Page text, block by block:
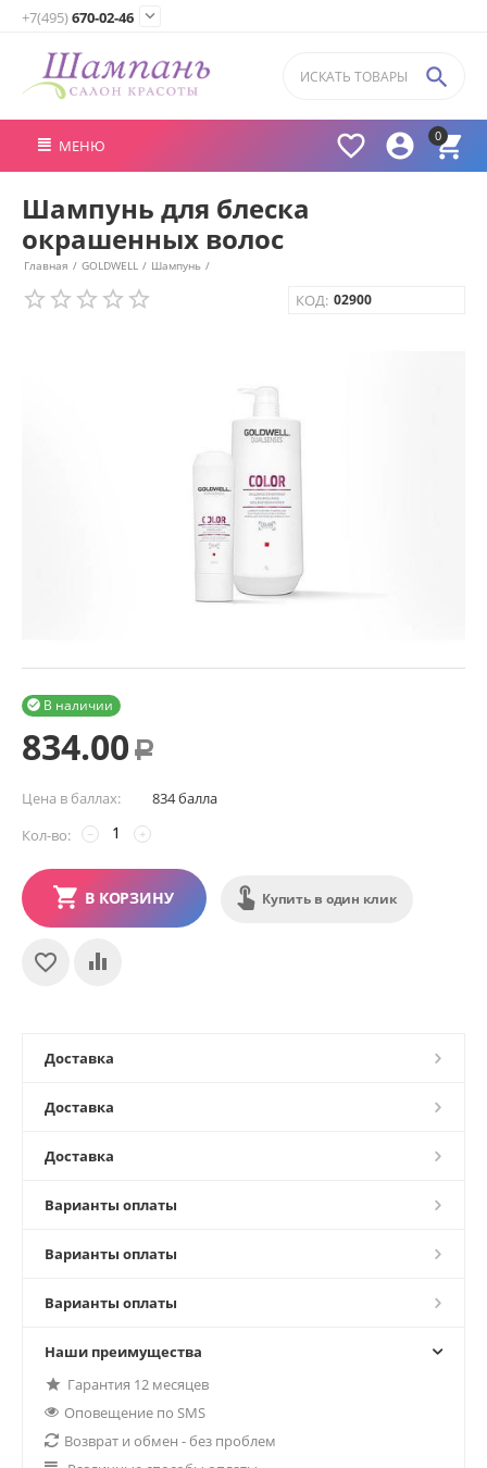
+7(495)670-02-46 
0




МЕНЮ
Шампунь для блеска
окрашенных волос
Главная / GOLDWELL / Шампунь /
КОД: 02900
В наличии

834.00 Р
Цена в баллах:
834 балла
Кол-во:
+
−
В КОРЗИНУ Купить в один клик
Доставка
Доставка
Доставка
Варианты оплаты
Варианты оплаты
Варианты оплаты
Наши преимущества
Гарантия 12 месяцев
Оповещение по SMS
Возврат и обмен - без проблем